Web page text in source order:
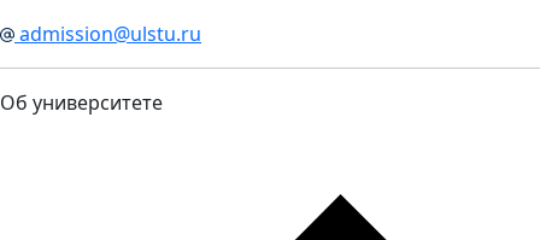
admission@ulstu.ru
Об университете